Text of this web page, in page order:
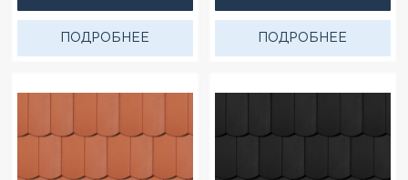
ПОДРОБНЕЕ ПОДРОБНЕЕ